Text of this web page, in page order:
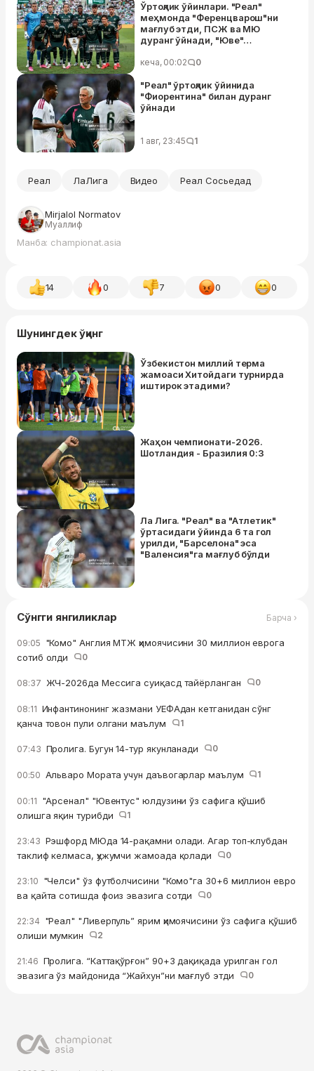
Ўртоқлик ўйинлари. "Реал"
меҳмонда "Ференцварош"ни
мағлуб этди, ПСЖ ва МЮ
дуранг ўйнади, "Юве"
"Челси" "Милан"ни таслим этди
кеча, 00:02 0
"Реал" ўртоқлик ўйинида
"Фиорентина" билан дуранг
ўйнади
1 авг, 23:45 1
Реал ЛаЛига Видео Реал Сосьедад
Mirjalol Normatov
Муаллиф
Манба: championat.asia
14 0 7 0 0
Шунингдек ўқинг
Ўзбекистон миллий терма
жамоаси Хитойдаги турнирда
иштирок этадими?
Жаҳон чемпионати-2026.
Шотландия - Бразилия 0:3
Ла Лига. "Реал" ва "Атлетик"
ўртасидаги ўйинда 6 та гол
урилди, "Барселона" эса
"Валенсия"га мағлуб бўлди
Сўнгги янгиликлар Барча ›
09:05 "Комо" Англия МТЖ ҳимоячисини 30 миллион еврога
сотиб oлди
0
08:37 ЖЧ-2026да Мессига суиқасд тайёрланган 0
08:11 Инфантинонинг жазмани УЕФАдан кетганидан сўнг
қанча товон пули олгани маълум
1
07:43 Пролига. Бугун 14-тур якунланади 0
00:50 Альваро Мората учун даъвогарлар маълум 1
00:11 "Арсенал" "Ювентус" юлдузини ўз сафига қўшиб
олишга яқин турибди
1
23:43 Рэшфорд МЮда 14-рақамни олади. Агар топ-клубдан
таклиф келмаса, ҳужумчи жамоада қолади
0
23:10 "Челси" ўз футболчисини "Комо"га 30+6 миллион евро
ва қайта сотишда фоиз эвазига сотди
0
22:34 "Реал" "Ливерпуль” ярим ҳимоячисини ўз сафига қўшиб
олиши мумкин
2
21:46 Пролига. “Каттақўрғон” 90+3 дақиқада урилган гол
эвазига ўз майдонида “Жайхун”ни мағлуб этди
0